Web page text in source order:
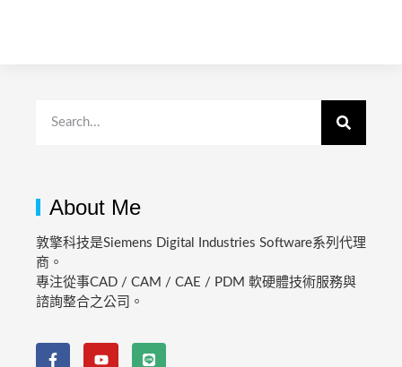
About Me
敦擎科技是Siemens Digital Industries Software系列代理
商。
專注從事CAD / CAM / CAE / PDM 軟硬體技術服務與
諮詢整合之公司。